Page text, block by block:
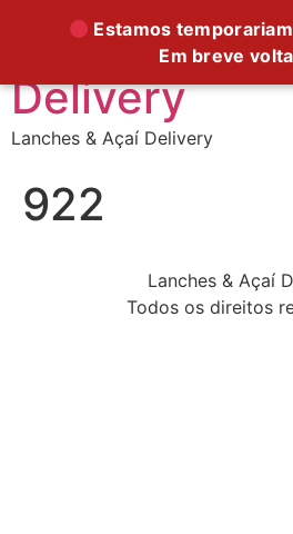
Supreme
Delivery
Lanches & Açaí Delivery
922
Lanches & Açaí
Todos os direitos
Estamos
Em breve